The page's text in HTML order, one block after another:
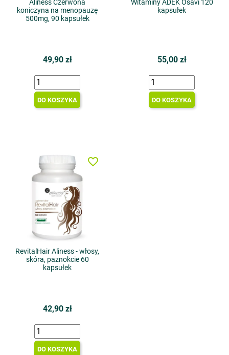
Aliness Czerwona
koniczyna na menopauzę
500mg, 90 kapsułek
49,90 zł
DO KOSZYKA
Witaminy ADEK Osavi 120
kapsułek
55,00 zł
DO KOSZYKA
RevitalHair Aliness - włosy,
skóra, paznokcie 60
kapsułek
42,90 zł
DO KOSZYKA
favorite_border